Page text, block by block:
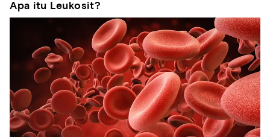
Apa itu Leukosit?